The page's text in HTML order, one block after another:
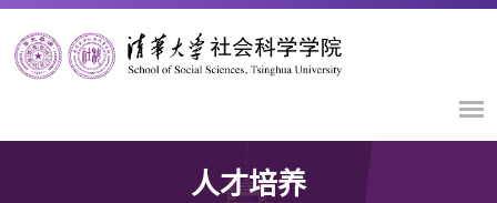
人才培养